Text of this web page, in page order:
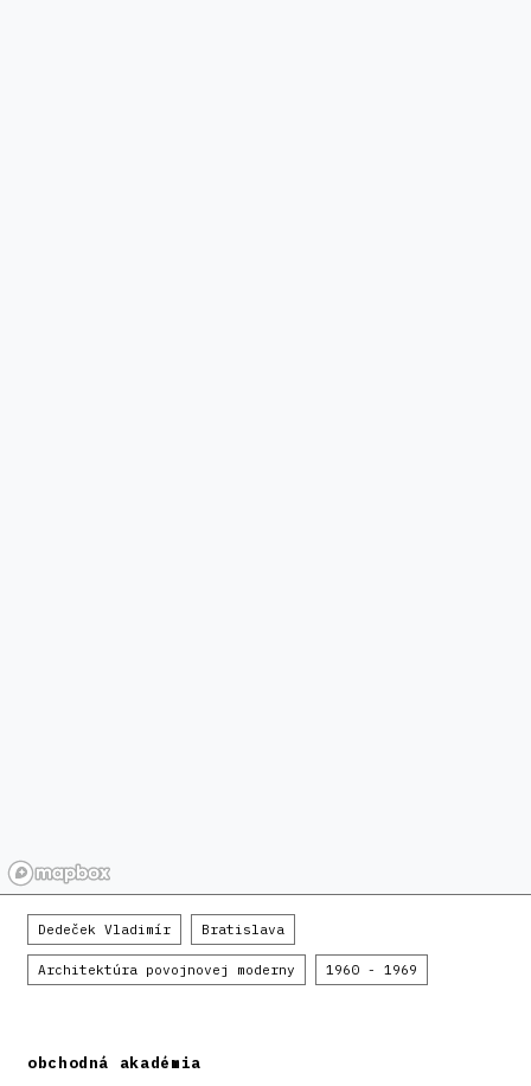
Dedeček Vladimír Bratislava
Architektúra povojnovej moderny 1960 - 1969
obchodná akadémia